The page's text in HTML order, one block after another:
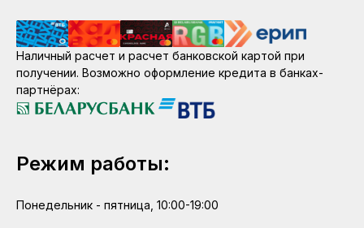
Наличный расчет и расчет банковской картой при
получении. Возможно оформление кредита в банках-
партнёрах:
Режим работы:
Понедельник - пятница, 10:00-19:00